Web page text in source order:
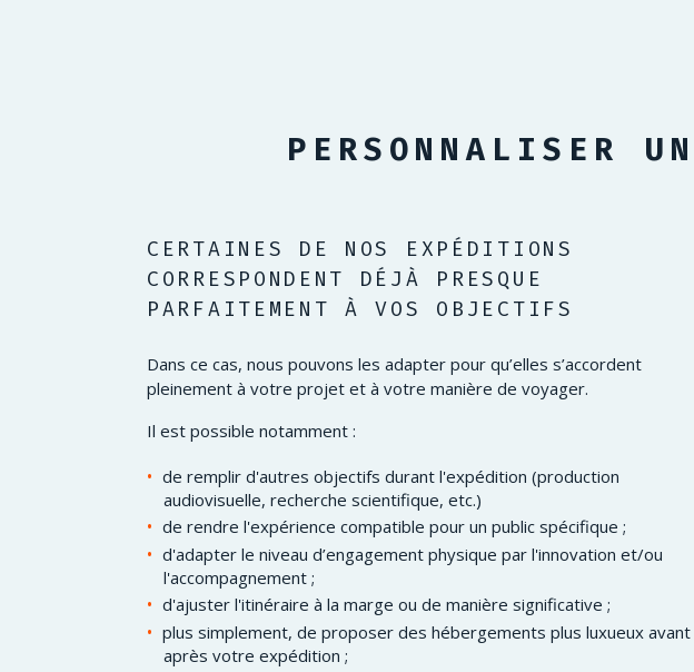
PERSONNALISER
CERTAINES DE NOS EXPÉDITIONS
CORRESPONDENT DÉJÀ PRESQUE
PARFAITEMENT À VOS OBJECTIFS
Dans ce cas, nous pouvons les adapter pour qu’elles s’accordent
pleinement à votre projet et à votre manière de voyager.
Il est possible notamment :
de remplir d'autres objectifs durant l'expédition (production
audiovisuelle, recherche scientifique, etc.)
de rendre l'expérience compatible pour un public spécifique ;
d'adapter le niveau d’engagement physique par l'innovation et/ou
l'accompagnement ;
d'ajuster l'itinéraire à la marge ou de manière significative ;
plus simplement, de proposer des hébergements plus luxueux
après votre expédition ;